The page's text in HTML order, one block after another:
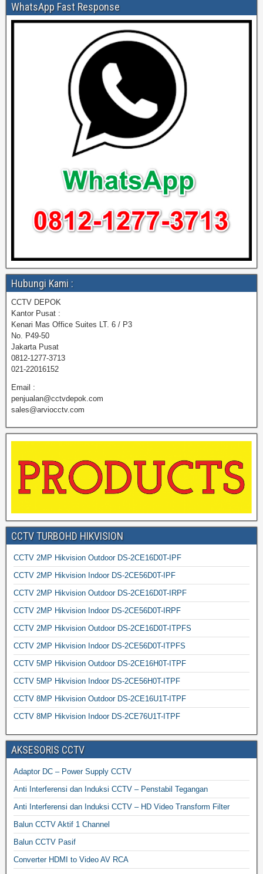
WhatsApp Fast Response
Hubungi Kami :
CCTV DEPOK
Kantor Pusat :
Kenari Mas Office Suites LT. 6 / P3
No. P49-50
Jakarta Pusat
0812-1277-3713
021-22016152
Email :
penjualan@cctvdepok.com
sales@arviocctv.com
CCTV TURBOHD HIKVISION
CCTV 2MP Hikvision Outdoor DS-2CE16D0T-IPF
CCTV 2MP Hikvision Indoor DS-2CE56D0T-IPF
CCTV 2MP Hikvision Outdoor DS-2CE16D0T-IRPF
CCTV 2MP Hikvision Indoor DS-2CE56D0T-IRPF
CCTV 2MP Hikvision Outdoor DS-2CE16D0T-ITPFS
CCTV 2MP Hikvision Indoor DS-2CE56D0T-ITPFS
CCTV 5MP Hikvision Outdoor DS-2CE16H0T-ITPF
CCTV 5MP Hikvision Indoor DS-2CE56H0T-ITPF
CCTV 8MP Hikvision Outdoor DS-2CE16U1T-ITPF
CCTV 8MP Hikvision Indoor DS-2CE76U1T-ITPF
AKSESORIS CCTV
Adaptor DC – Power Supply CCTV
Anti Interferensi dan Induksi CCTV – Penstabil Tegangan
Anti Interferensi dan Induksi CCTV – HD Video Transform Filter
Balun CCTV Aktif 1 Channel
Balun CCTV Pasif
Converter HDMI to Video AV RCA